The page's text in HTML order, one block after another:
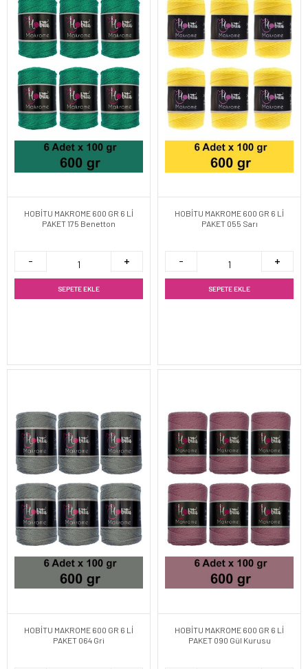
HOBİTU MAKROME 600 GR 6 Lİ
PAKET 175 Benetton
SEPETE EKLE
HOBİTU MAKROME 600 GR 6 Lİ
PAKET 055 Sarı
SEPETE EKLE
HOBİTU MAKROME 600 GR 6 Lİ
PAKET 064 Gri
HOBİTU MAKROME 600 GR 6 Lİ
PAKET 090 Gül Kurusu